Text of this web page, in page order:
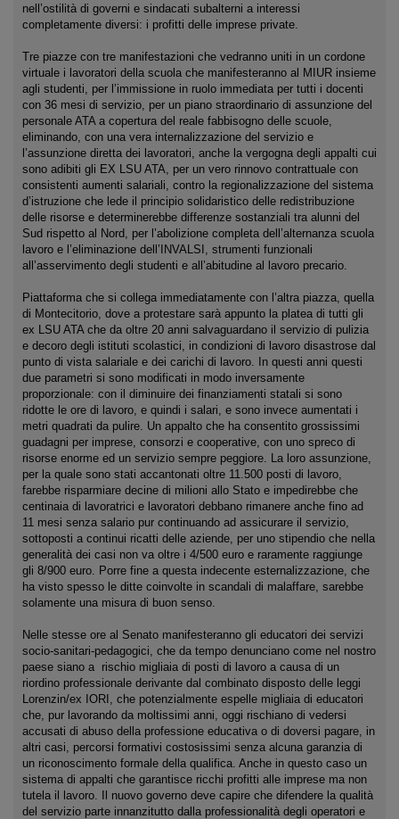
nell’ostilità di governi e sindacati subalterni a interessi
completamente diversi: i profitti delle imprese private.
Tre piazze con tre manifestazioni che vedranno uniti in un cordone
virtuale i lavoratori della scuola che manifesteranno al MIUR insieme
agli studenti, per l’immissione in ruolo immediata per tutti i docenti
con 36 mesi di servizio, per un piano straordinario di assunzione del
personale ATA a copertura del reale fabbisogno delle scuole,
eliminando, con una vera internalizzazione del servizio e
l’assunzione diretta dei lavoratori, anche la vergogna degli appalti cui
sono adibiti gli EX LSU ATA, per un vero rinnovo contrattuale con
consistenti aumenti salariali, contro la regionalizzazione del sistema
d’istruzione che lede il principio solidaristico delle redistribuzione
delle risorse e determinerebbe differenze sostanziali tra alunni del
Sud rispetto al Nord, per l’abolizione completa dell’alternanza scuola
lavoro e l’eliminazione dell’INVALSI, strumenti funzionali
all’asservimento degli studenti e all’abitudine al lavoro precario.
Piattaforma che si collega immediatamente con l’altra piazza, quella
di Montecitorio, dove a protestare sarà appunto la platea di tutti gli
ex LSU ATA che da oltre 20 anni salvaguardano il servizio di pulizia
e decoro degli istituti scolastici, in condizioni di lavoro disastrose dal
punto di vista salariale e dei carichi di lavoro. In questi anni questi
due parametri si sono modificati in modo inversamente
proporzionale: con il diminuire dei finanziamenti statali si sono
ridotte le ore di lavoro, e quindi i salari, e sono invece aumentati i
metri quadrati da pulire. Un appalto che ha consentito grossissimi
guadagni per imprese, consorzi e cooperative, con uno spreco di
risorse enorme ed un servizio sempre peggiore. La loro assunzione,
per la quale sono stati accantonati oltre 11.500 posti di lavoro,
farebbe risparmiare decine di milioni allo Stato e impedirebbe che
centinaia di lavoratrici e lavoratori debbano rimanere anche fino ad
11 mesi senza salario pur continuando ad assicurare il servizio,
sottoposti a continui ricatti delle aziende, per uno stipendio che nella
generalità dei casi non va oltre i 4/500 euro e raramente raggiunge
gli 8/900 euro. Porre fine a questa indecente esternalizzazione, che
ha visto spesso le ditte coinvolte in scandali di malaffare, sarebbe
solamente una misura di buon senso.
Nelle stesse ore al Senato manifesteranno gli educatori dei servizi
socio-sanitari-pedagogici, che da tempo denunciano come nel nostro
paese siano a rischio migliaia di posti di lavoro a causa di un
riordino professionale derivante dal combinato disposto delle leggi
Lorenzin/ex IORI, che potenzialmente espelle migliaia di educatori
che, pur lavorando da moltissimi anni, oggi rischiano di vedersi
accusati di abuso della professione educativa o di doversi pagare, in
altri casi, percorsi formativi costosissimi senza alcuna garanzia di
un riconoscimento formale della qualifica. Anche in questo caso un
sistema di appalti che garantisce ricchi profitti alle imprese ma non
tutela il lavoro. Il nuovo governo deve capire che difendere la qualità
del servizio parte innanzitutto dalla professionalità degli operatori e